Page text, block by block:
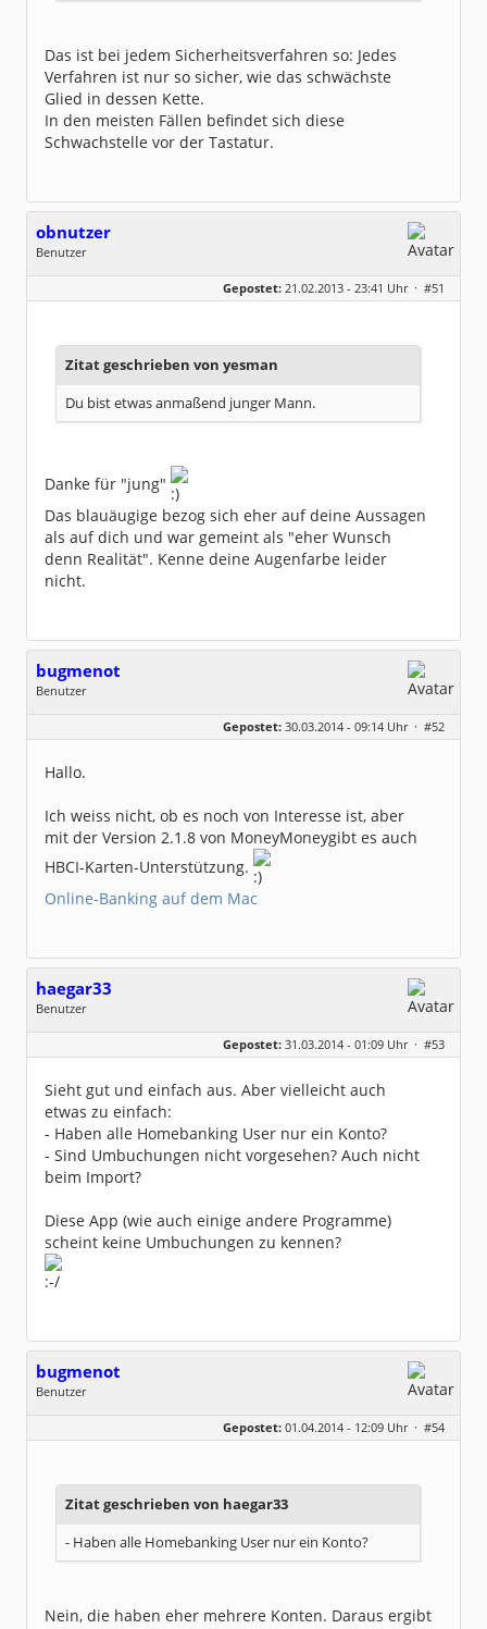
Das ist bei jedem Sicherheitsverfahren so: Jedes
Verfahren ist nur so sicher, wie das schwächste
Glied in dessen Kette.
In den meisten Fällen befindet sich diese
Schwachstelle vor der Tastatur.
obnutzer
Benutzer
Geschlecht:
keine Angabe
Dabei seit:
03 / 2010
Gepostet: 21.02.2013 - 23:41 Uhr · #51
Zitat geschrieben von yesman
Du bist etwas anmaßend junger Mann.
Danke für "jung"
Das blauäugige bezog sich eher auf deine Aussagen
als auf dich und war gemeint als "eher Wunsch
denn Realität". Kenne deine Augenfarbe leider
nicht.
bugmenot
Benutzer
Dabei seit:
11 / 2009
Gepostet: 30.03.2014 - 09:14 Uhr · #52
Hallo.
Ich weiss nicht, ob es noch von Interesse ist, aber
mit der Version 2.1.8 von MoneyMoneygibt es auch
HBCI-Karten-Unterstützung.
Online-Banking auf dem Mac
haegar33
Benutzer
Geschlecht:
keine Angabe
Dabei seit:
11 / 2013
Gepostet: 31.03.2014 - 01:09 Uhr · #53
Sieht gut und einfach aus. Aber vielleicht auch
etwas zu einfach:
- Haben alle Homebanking User nur ein Konto?
- Sind Umbuchungen nicht vorgesehen? Auch nicht
beim Import?
Diese App (wie auch einige andere Programme)
scheint keine Umbuchungen zu kennen?
bugmenot
Benutzer
Dabei seit:
11 / 2009
Gepostet: 01.04.2014 - 12:09 Uhr · #54
Zitat geschrieben von haegar33
- Haben alle Homebanking User nur ein Konto?
Nein, die haben eher mehrere Konten. Daraus ergibt